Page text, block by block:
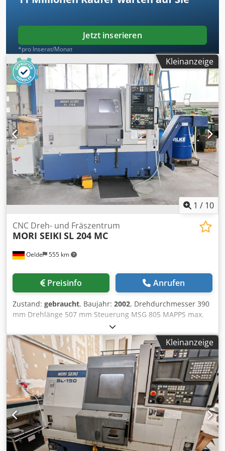
Jetzt inserieren
*pro Inserat/Monat
Kleinanzeige
1 / 10
Oelde 555 km
CNC Dreh- und Fräszentrum
MORI SEIKI SL 204 MC
Preisinfo Anrufen
Zustand: gebraucht, Baujahr: 2002, Drehdurchmesser 390
mm Drehlänge 507 mm Steuerung MSG 805 MAPPS max.
Drehdurchmesser 390 mm Umlaufdurchmesser über Bett
680 mm Codpfx Abovzhiqj Nerf Umlaufdurchmesser über
Planschlitten 510 mm Spitzenweite 618 mm
Drehzahlbereich - Hauptspindel 45 - 4.500 min/-1
Antriebsleistung - Hauptspindel 11 / 7,5 kW
Spindellagerdurchmesser 110 mm Spindelbohrung 73 mm
max. Stangendurchmesser 51 mm Spindelnase JIS A2-6
Futterdurchmesser 210 mm C-Achse 0,001 ° x-Achse 235
(195+40) mm z-Achse 520 mm Anzahl der Werkzeugplätze
12 pos. Anzahl der angetriebenen Werkzeugstationen 12
pos. Drehzahlbereich - angetr. Werkzeugstationen max.
3.000 min -1 Antriebsleistung angetr. WZ-Stationen 5,9 /
Kleinanzeige